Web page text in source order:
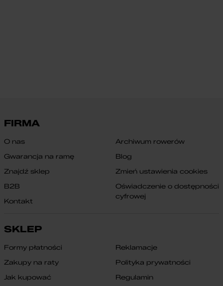
FIRMA
O nas
Gwarancja na ramę
Znajdź sklep
B2B
Kontakt
Archiwum rowerów
Blog
Zmień ustawienia cookies
Oświadczenie o dostępności
cyfrowej
SKLEP
Formy płatności
Zakupy na raty
Jak kupować
Reklamacje
Polityka prywatności
Regulamin